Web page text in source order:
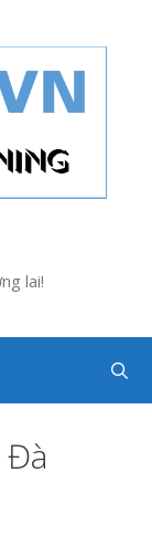
lai!